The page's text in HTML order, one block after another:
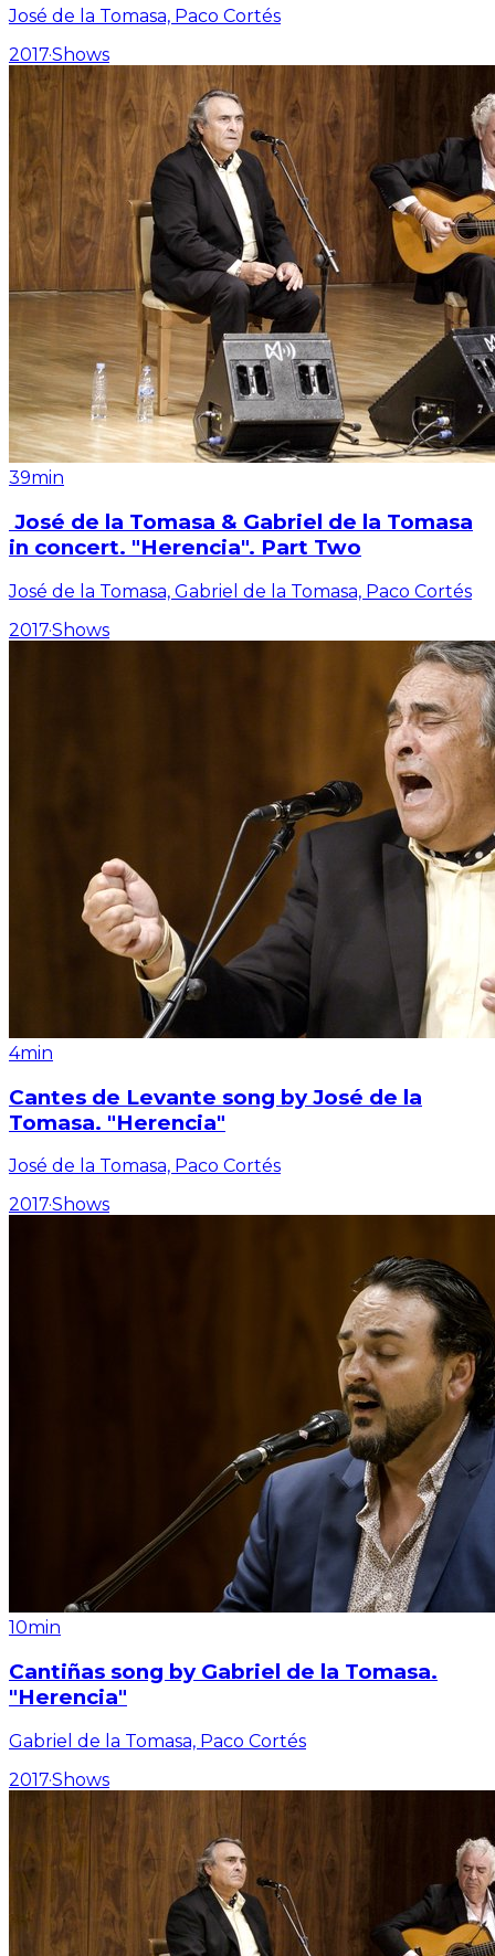
José de la Tomasa, Paco Cortés
2017·Shows
39min
José de la Tomasa & Gabriel de la Tomasa
in concert. "Herencia". Part Two
José de la Tomasa, Gabriel de la Tomasa, Paco Cortés
2017·Shows
4min
Cantes de Levante song by José de la
Tomasa. "Herencia"
José de la Tomasa, Paco Cortés
2017·Shows
10min
Cantiñas song by Gabriel de la Tomasa.
"Herencia"
Gabriel de la Tomasa, Paco Cortés
2017·Shows